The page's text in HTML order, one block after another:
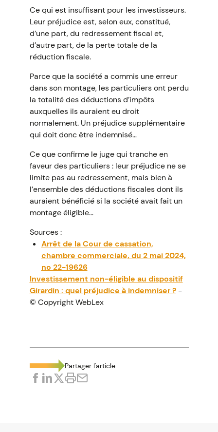
Ce qui est insuffisant pour les investisseurs.
Leur préjudice est, selon eux, constitué,
d’une part, du redressement fiscal et,
d’autre part, de la perte totale de la
réduction fiscale.
Parce que la société a commis une erreur
dans son montage, les particuliers ont perdu
la totalité des déductions d’impôts
auxquelles ils auraient eu droit
normalement. Un préjudice supplémentaire
qui doit donc être indemnisé…
Ce que confirme le juge qui tranche en
faveur des particuliers : leur préjudice ne se
limite pas au redressement, mais bien à
l’ensemble des déductions fiscales dont ils
auraient bénéficié si la société avait fait un
montage éligible…
Sources :
Arrêt de la Cour de cassation,
chambre commerciale, du 2 mai 2024,
no 22-19626
Investissement non-éligible au dispositif
Girardin : quel préjudice à indemniser ?-
© Copyright WebLex
Partager l'article